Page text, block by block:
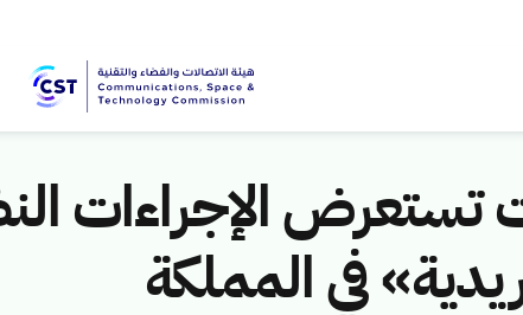
تستعرض الإجراءات
في المملكة